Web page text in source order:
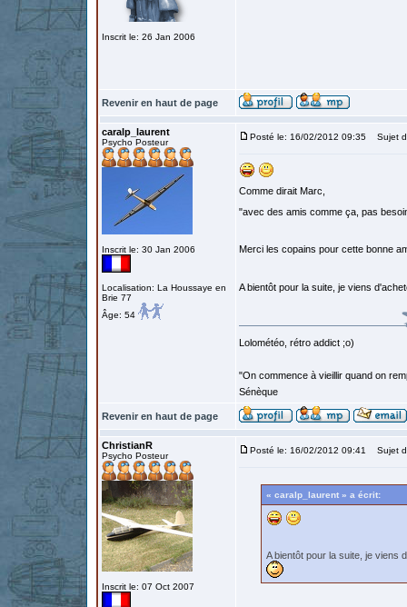
Inscrit le: 26 Jan 2006
Revenir en haut de page
caralp_laurent
Psycho Posteur
Inscrit le: 30 Jan 2006
Localisation: La Houssaye en
Brie 77
Âge: 54
Posté le: 16/02/2012 09:35 Sujet
Comme dirait Marc,
"avec des amis comme ça, pas
Merci les copains pour cette bonne
A bientôt pour la suite, je viens
Lolométéo, rétro addict ;o)
"On commence à vieillir quand on
Sénèque
Revenir en haut de page
ChristianR
Psycho Posteur
Inscrit le: 07 Oct 2007
Posté le: 16/02/2012 09:41 Sujet
« caralp_laurent » a écrit:
A bientôt pour la suite, je viens